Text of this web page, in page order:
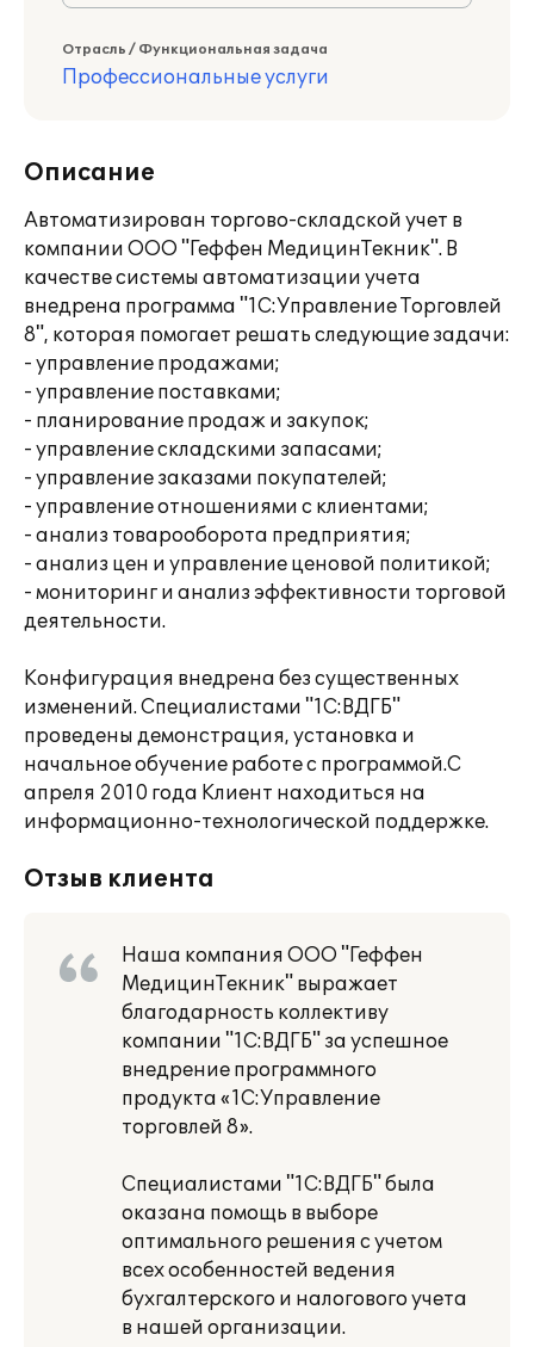
Отрасль / Функциональная задача
Профессиональные услуги
Описание
Автоматизирован торгово-складской учет в
компании ООО "Геффен МедицинТекник". В
качестве системы автоматизации учета
внедрена программа "1С:Управление Торговлей
8", которая помогает решать следующие задачи:
- управление продажами;
- управление поставками;
- планирование продаж и закупок;
- управление складскими запасами;
- управление заказами покупателей;
- управление отношениями с клиентами;
- анализ товарооборота предприятия;
- анализ цен и управление ценовой политикой;
- мониторинг и анализ эффективности торговой
деятельности.
Конфигурация внедрена без существенных
изменений. Специалистами "1С:ВДГБ"
проведены демонстрация, установка и
начальное обучение работе с программой.С
апреля 2010 года Клиент находиться на
информационно-технологической поддержке.
Отзыв клиента
Наша компания ООО "Геффен
МедицинТекник" выражает
благодарность коллективу
компании "1С:ВДГБ" за успешное
внедрение программного
продукта «1С:Управление
торговлей 8».
Специалистами "1С:ВДГБ" была
оказана помощь в выборе
оптимального решения с учетом
всех особенностей ведения
бухгалтерского и налогового учета
в нашей организации.